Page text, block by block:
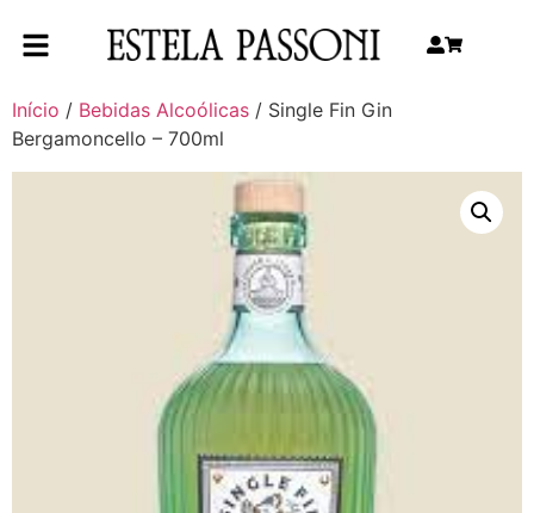
Início / Bebidas Alcoólicas / Single Fin Gin
Bergamoncello – 700ml